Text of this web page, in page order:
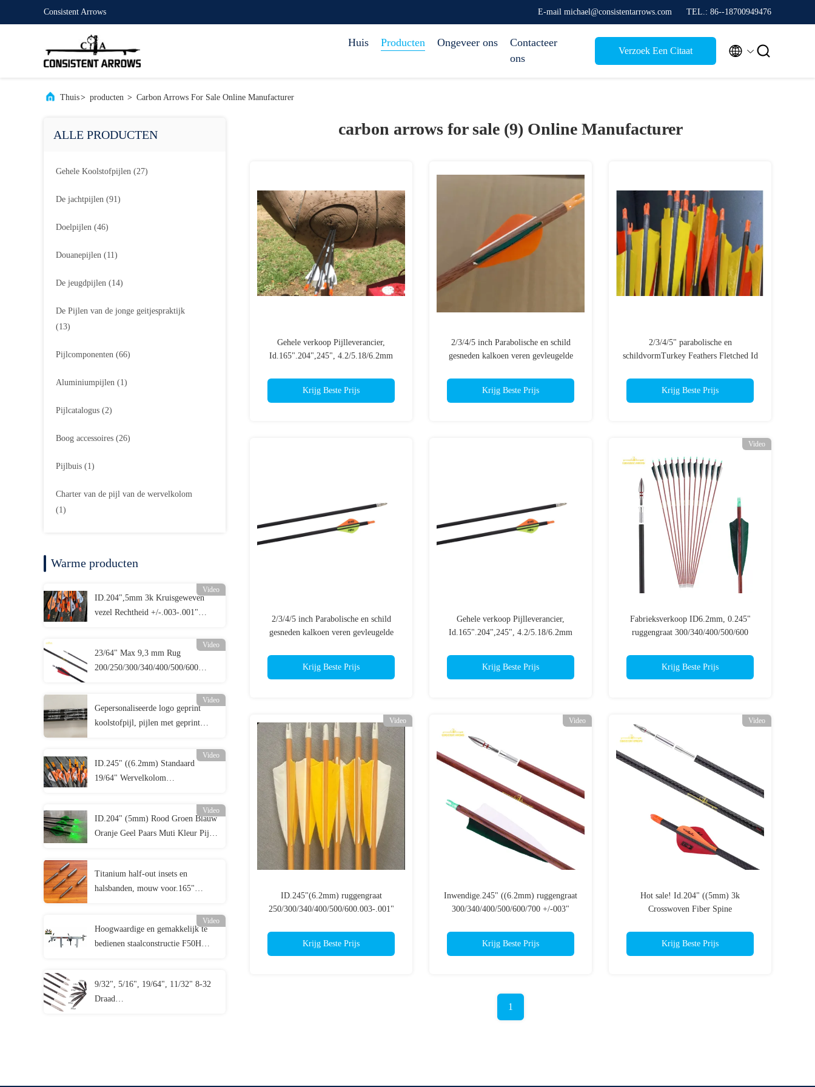
Consistent Arrows E-mail michael@consistentarrows.com TEL.: 86--18700949476
Huis Producten Ongeveer ons
Contacteer
ons
Verzoek Een Citaat  
Thuis> producten > Carbon Arrows For Sale Online Manufacturer
ALLE PRODUCTEN
Gehele Koolstofpijlen (27)
De jachtpijlen (91)
Doelpijlen (46)
Douanepijlen (11)
De jeugdpijlen (14)
De Pijlen van de jonge geitjespraktijk
(13)
Pijlcomponenten (66)
Aluminiumpijlen (1)
Pijlcatalogus (2)
Boog accessoires (26)
Pijlbuis (1)
Charter van de pijl van de wervelkolom
(1)
Warme producten
Video
ID.204",5mm 3k Kruisgeweven
vezel Rechtheid +/-.003-.001"
Video
23/64" Max 9,3 mm Rug
200/250/300/340/400/500/600
Video
Gepersonaliseerde logo geprint
koolstofpijl, pijlen met geprint
Video
ID.245" ((6.2mm) Standaard
19/64" Wervelkolom
Rechtheid +/-.003-.001" Jacht/Doel
Striker pijlen
Video
ID.204" (5mm) Rood Groen Blauw
Oranje Geel Paars Muti Kleur Pijl
Titanium half-out insets en
halsbanden, mouw voor.165"
Video
Hoogwaardige en gemakkelijk te
bedienen staalconstructie F50H
9/32", 5/16", 19/64", 11/32" 8-32
Draad
carbon arrows for sale (9) Online Manufacturer
Gehele verkoop Pijlleverancier,
Id.165".204",245", 4.2/5.18/6.2mm
Krijg Beste Prijs
2/3/4/5 inch Parabolische en schild
gesneden kalkoen veren gevleugelde
Krijg Beste Prijs
2/3/4/5" parabolische en
schildvormTurkey Feathers Fletched Id
300/400/500/600/700 Carbon Arrows
Krijg Beste Prijs
2/3/4/5 inch Parabolische en schild
gesneden kalkoen veren gevleugelde
Krijg Beste Prijs
Gehele verkoop Pijlleverancier,
Id.165".204",245", 4.2/5.18/6.2mm
Krijg Beste Prijs
Video
Fabrieksverkoop ID6.2mm, 0.245"
ruggengraat 300/340/400/500/600
houtkorrelpatroon Traditionele boog
jacht pijlen
Krijg Beste Prijs
Video
ID.245"(6.2mm) ruggengraat
250/300/340/400/500/600.003-.001"
Krijg Beste Prijs
Video
Inwendige.245" ((6.2mm) ruggengraat
300/340/400/500/600/700 +/-003"
Krijg Beste Prijs
Video
Hot sale! Id.204" ((5mm) 3k
Crosswoven Fiber Spine
Krijg Beste Prijs
1